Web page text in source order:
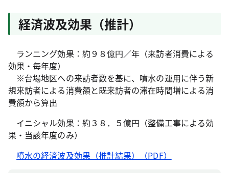
経済波及効果（推計）
ランニング効果：約９８億円／年（来訪者消費による
効果・毎年度）
※台場地区への来訪者数を基に、噴水の運用に伴う新
規来訪者による消費額と既来訪者の滞在時間増による消
費額から算出
イニシャル効果：約３８．５億円（整備工事による効
果・当該年度のみ）
噴水の経済波及効果（推計結果）（PDF）